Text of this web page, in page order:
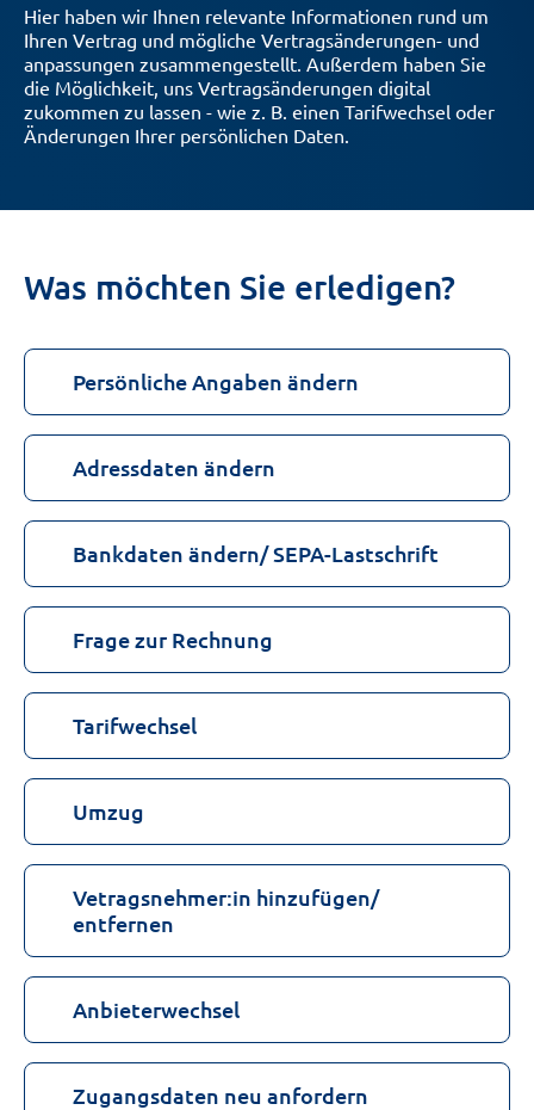
Hier haben wir Ihnen relevante Informationen rund um
Ihren Vertrag und mögliche Vertragsänderungen- und
anpassungen zusammengestellt. Außerdem haben Sie
die Möglichkeit, uns Vertragsänderungen digital
zukommen zu lassen - wie z. B. einen Tarifwechsel oder
Änderungen Ihrer persönlichen Daten.
Was möchten Sie erledigen?
Persönliche Angaben ändern
Adressdaten ändern
Bankdaten ändern/ SEPA-Lastschrift
Frage zur Rechnung
Tarifwechsel
Umzug
Vetragsnehmer:in hinzufügen/
entfernen
Anbieterwechsel
Zugangsdaten neu anfordern